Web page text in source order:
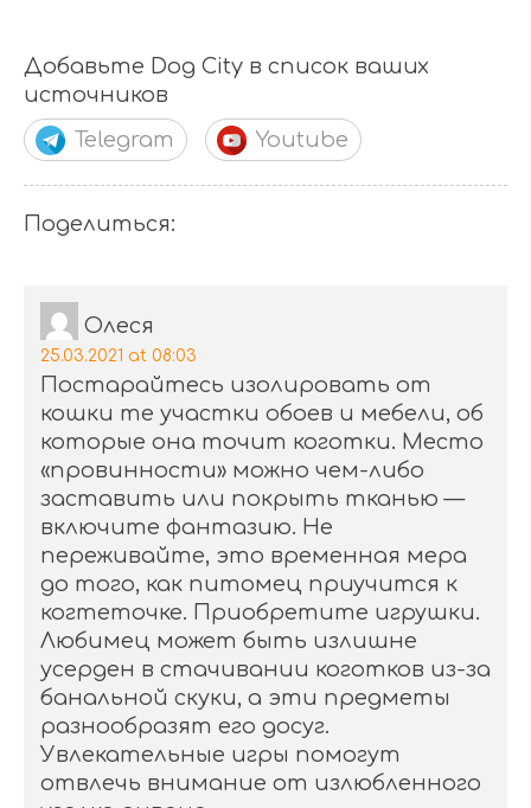
Добавьте Dog City в список ваших
источников
Telegram
Youtube
Поделиться:
Олеся
25.03.2021 at 08:03
Постарайтесь изолировать от
кошки те участки обоев и мебели, об
которые она точит коготки. Место
«провинности» можно чем-либо
заставить или покрыть тканью —
включите фантазию. Не
переживайте, это временная мера
до того, как питомец приучится к
когтеточке. Приобретите игрушки.
Любимец может быть излишне
усерден в стачивании коготков из-за
банальной скуки, а эти предметы
разнообразят его досуг.
Увлекательные игры помогут
отвлечь внимание от излюбленного